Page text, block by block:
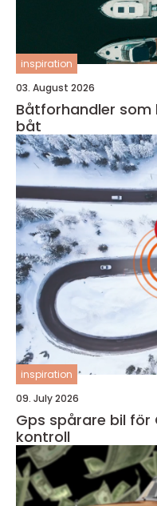
inspiration
03. August 2026
Båtforhandler som
båt
inspiration
09. July 2026
Gps spårare bil
kontroll